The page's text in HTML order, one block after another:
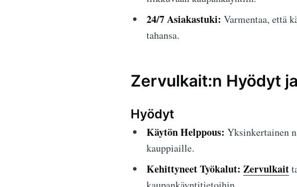
24/7 Asiakastuki: Varmentaa, että
tahansa.
Zervulkait:n Hyödyt
Hyödyt
Käytön Helppous: Yksinkertainen
kauppiaille.
Kehittyneet Työkalut: Zervulkait